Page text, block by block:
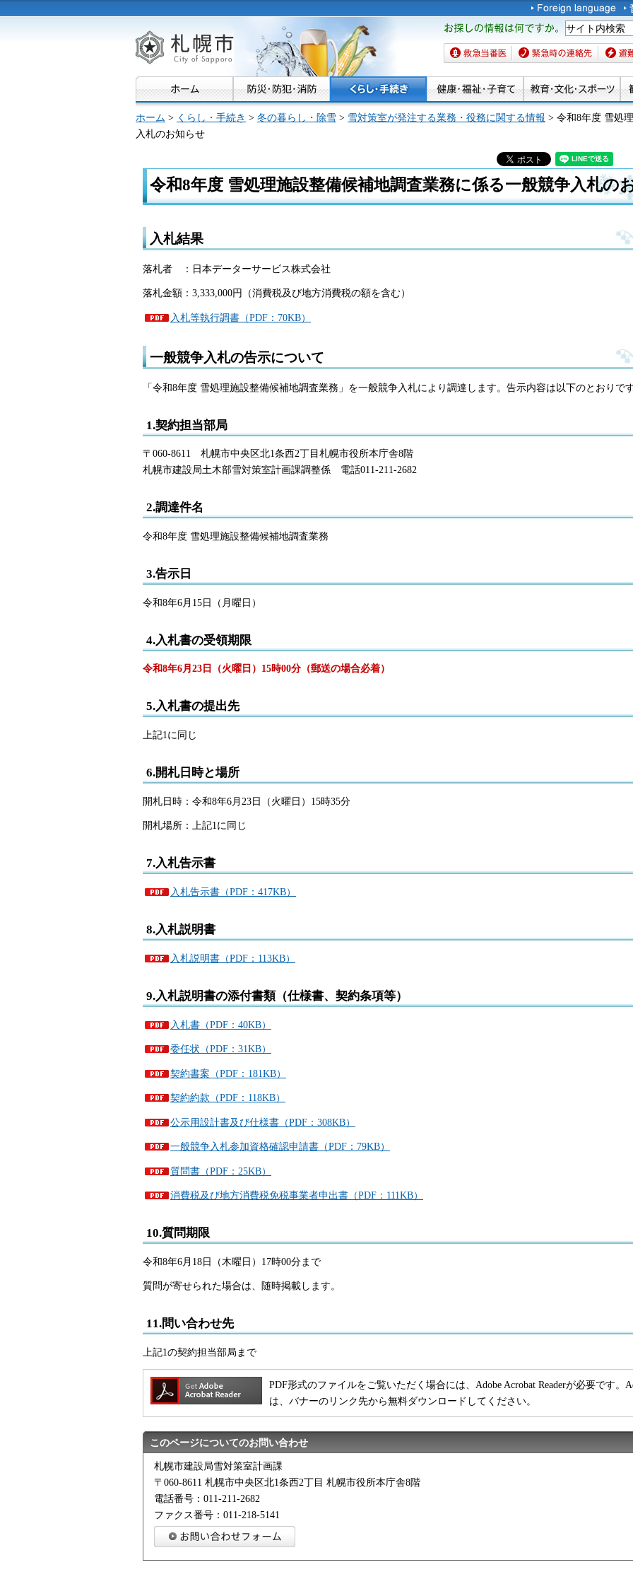
札幌市
お探しの情報は何です
か。
救急当番医 緊急時の連絡先 避難場
ホーム > くらし・手続き > 冬の暮らし・除雪 > 雪対策室が発注する業務・役務に関する情報 > 令和8年度 雪処
入札のお知らせ
令和8年度 雪処理施設整備候補地調査業務に係る一般競争入札の
入札結果
落札者 ：日本データーサービス株式会社
落札金額：3,333,000円（消費税及び地方消費税の額を含む）
入札等執行調書（PDF：70KB）
一般競争入札の告示について
「令和8年度 雪処理施設整備候補地調査業務」を一般競争入札により調達します。告示内容は以下のとおりで
1.契約担当部局
〒060-8611 札幌市中央区北1条西2丁目札幌市役所本庁舎8階
札幌市建設局土木部雪対策室計画課調整係 電話011-211-2682
2.調達件名
令和8年度 雪処理施設整備候補地調査業務
3.告示日
令和8年6月15日（月曜日）
4.入札書の受領期限
令和8年6月23日（火曜日）15時00分（郵送の場合必着）
5.入札書の提出先
上記1に同じ
6.開札日時と場所
開札日時：令和8年6月23日（火曜日）15時35分
開札場所：上記1に同じ
7.入札告示書
入札告示書（PDF：417KB）
8.入札説明書
入札説明書（PDF：113KB）
9.入札説明書の添付書類（仕様書、契約条項等）
入札書（PDF：40KB）
委任状（PDF：31KB）
契約書案（PDF：181KB）
契約約款（PDF：118KB）
公示用設計書及び仕様書（PDF：308KB）
一般競争入札参加資格確認申請書（PDF：79KB）
質問書（PDF：25KB）
消費税及び地方消費税免税事業者申出書（PDF：111KB）
10.質問期限
令和8年6月18日（木曜日）17時00分まで
質問が寄せられた場合は、随時掲載します。
11.問い合わせ先
上記1の契約担当部局まで
PDF形式のファイルをご覧いただく場合には、Adobe Acrobat Readerが必要です。
は、バナーのリンク先から無料ダウンロードしてください。
このページについてのお問い合わせ
札幌市建設局雪対策室計画課
〒060-8611 札幌市中央区北1条西2丁目 札幌市役所本庁舎8階
電話番号：011-211-2682
ファクス番号：011-218-5141